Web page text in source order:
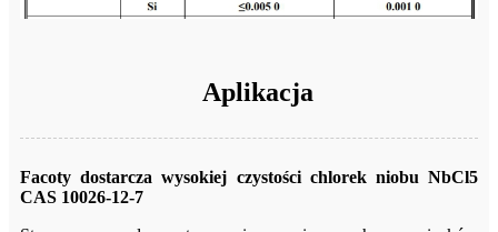
Aplikacja
Facoty dostarcza wysokiej czystości chlorek niobu NbCl5
CAS 10026-12-7